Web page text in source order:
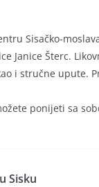
Sisačko-
Janice Šterc.
i stručne upute.
ponijeti sa
Sisku